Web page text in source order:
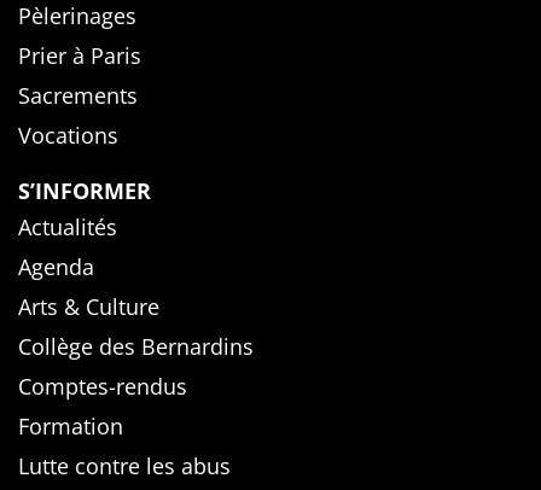
Pèlerinages
Prier à Paris
Sacrements
Vocations
S’INFORMER
Actualités
Agenda
Arts & Culture
Collège des Bernardins
Comptes-rendus
Formation
Lutte contre les abus